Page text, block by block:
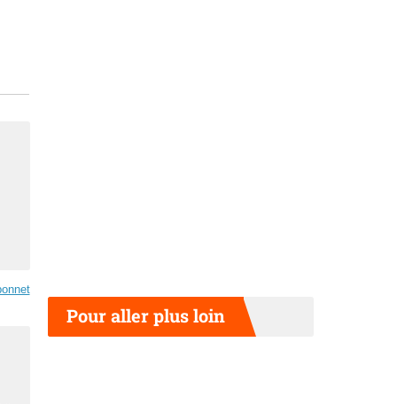
Pour aller plus loin